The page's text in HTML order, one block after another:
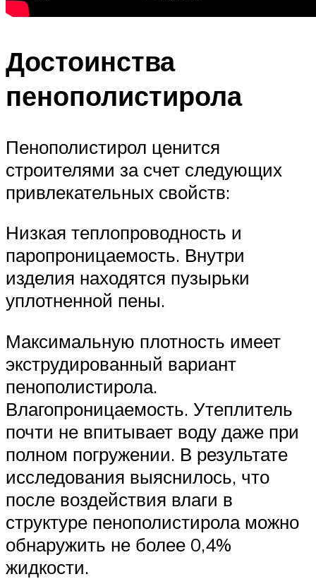
Достоинства
пенополистирола
Пенополистирол ценится
строителями за счет следующих
привлекательных свойств:
Низкая теплопроводность и
паропроницаемость. Внутри
изделия находятся пузырьки
уплотненной пены.
Максимальную плотность имеет
экструдированный вариант
пенополистирола.
Влагопроницаемость. Утеплитель
почти не впитывает воду даже при
полном погружении. В результате
исследования выяснилось, что
после воздействия влаги в
структуре пенополистирола можно
обнаружить не более 0,4%
жидкости.